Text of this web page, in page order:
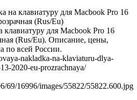
клавиатуру для Macbook Pro 16
(Rus/Eu)
клавиатуру для Macbook Pro 16
(Rus/Eu). Описание, цены,
по всей России.
nakladka-na-klaviaturu-dlya-
2020-eu-prozrachnaya/
69/16996/images/55822/55822.600.jpg